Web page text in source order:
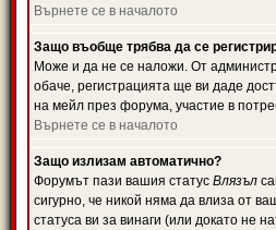
Върнете се в началото
Защо въобще трябва да се
Може и да не се наложи. От
обаче, регистрацията ще ви даде
на мейл през форума, участие в
Върнете се в началото
Защо излизам автоматично?
Форумът пази вашия статус Влязъл
сигурно, че никой няма да влиза от
статуса ви за винаги (или докато не